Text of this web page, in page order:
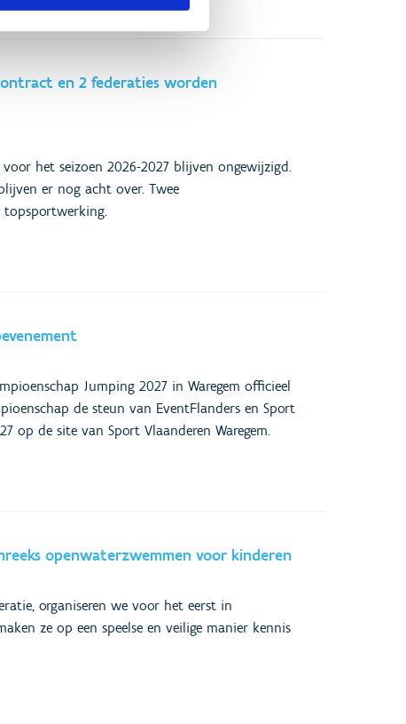
en 2 federaties worden
het seizoen 2026-2027 blijven ongewijzigd.
er nog acht over. Twee
topsportwerking.
Jumping 2027 in Waregem officieel
de steun van EventFlanders en Sport
op de site van Sport Vlaanderen Waregem.
openwaterzwemmen voor kinderen
organiseren we voor het eerst in
ze op een speelse en veilige manier kennis